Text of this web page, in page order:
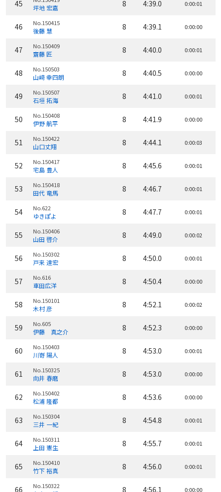
45 坪地 宏嘉 8 4:39.0 0:00:01
46 No.150415
後藤 慧 8 4:39.1 0:00:00
47 No.150409
齋藤 匠 8 4:40.0 0:00:01
48 No.150503
山﨑 幸四朗 8 4:40.5 0:00:00
49 No.150507
石垣 拓海 8 4:41.0 0:00:01
50 No.150408
伊野 航平 8 4:41.9 0:00:00
51 No.150422
山口丈翔 8 4:44.1 0:00:03
52 No.150417
宅島 豊人 8 4:45.6 0:00:01
53 No.150418
田代 竜馬 8 4:46.7 0:00:01
54 No.622
ゆきぽよ 8 4:47.7 0:00:01
55 No.150406
山田 啓介 8 4:49.0 0:00:02
56 No.150302
戸来 達宏 8 4:50.0 0:00:01
57 No.616
車田広洋 8 4:50.4 0:00:00
58 No.150101
木村 彦 8 4:52.1 0:00:02
59 No.605
伊藤 真之介 8 4:52.3 0:00:00
60 No.150403
川嵜 陽人 8 4:53.0 0:00:01
61 No.150325
向井 春磨 8 4:53.0 0:00:00
62 No.150402
松浦 隆都 8 4:53.6 0:00:00
63 No.150304
三井 一紀 8 4:54.8 0:00:01
64 No.150311
上田 憲生 8 4:55.7 0:00:01
65 No.150410
竹下 裕真 8 4:56.0 0:00:01
66 No.150322 8 4:56.1 0:00:00